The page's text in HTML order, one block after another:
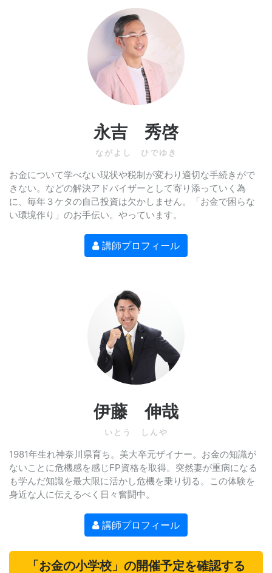
永吉 秀啓
ながよし ひでゆき
お金について学べない現状や税制が変わり適切な手続きがで
きない。などの解決アドバイザーとして寄り添っていく為
に、毎年３ケタの自己投資は欠かしません。「お金で困らな
い環境作り」のお手伝い。やっています。
講師プロフィール
伊藤 伸哉
いとう しんや
1981年生れ神奈川県育ち。美大卒元ザイナー。お金の知識が
ないことに危機感を感じFP資格を取得。突然妻が重病になる
も学んだ知識を最大限に活かし危機を乗り切る。この体験を
身近な人に伝えるべく日々奮闘中。
講師プロフィール
「お金の小学校」の開催予定を確認する